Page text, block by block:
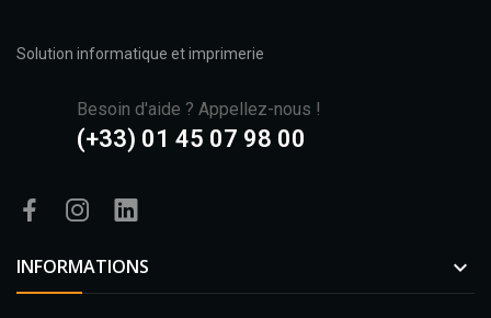
Solution informatique et imprimerie
Besoin d'aide ? Appellez-nous !
(+33) 01 45 07 98 00
INFORMATIONS 